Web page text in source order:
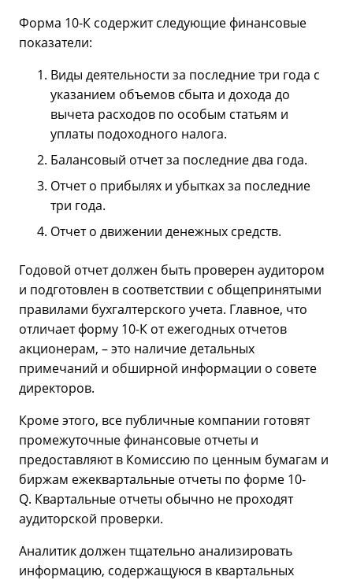
Форма 10-К содержит следующие финансовые
показатели:
Виды деятельности за последние три года с
указанием объемов сбыта и дохода до
вычета расходов по особым статьям и
уплаты подоходного налога.
Балансовый отчет за последние два года.
Отчет о прибылях и убытках за последние
три года.
Отчет о движении денежных средств.
Годовой отчет должен быть проверен аудитором
и подготовлен в соответствии с общепринятыми
правилами бухгалтерского учета. Главное, что
отличает форму 10-К от ежегодных отчетов
акционерам, – это наличие детальных
примечаний и обширной информации о совете
директоров.
Кроме этого, все публичные компании готовят
промежуточные финансовые отчеты и
предоставляют в Комиссию по ценным бумагам и
биржам ежеквартальные отчеты по форме 10-
Q. Квартальные отчеты обычно не проходят
аудиторской проверки.
Аналитик должен тщательно анализировать
информацию, содержащуюся в квартальных